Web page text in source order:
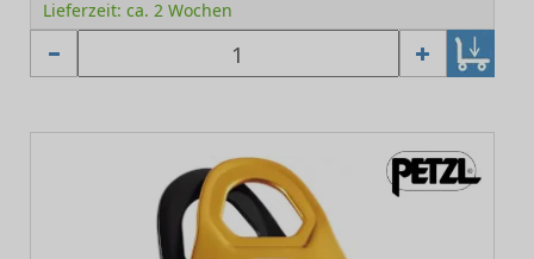
Lieferzeit: ca. 2 Wochen